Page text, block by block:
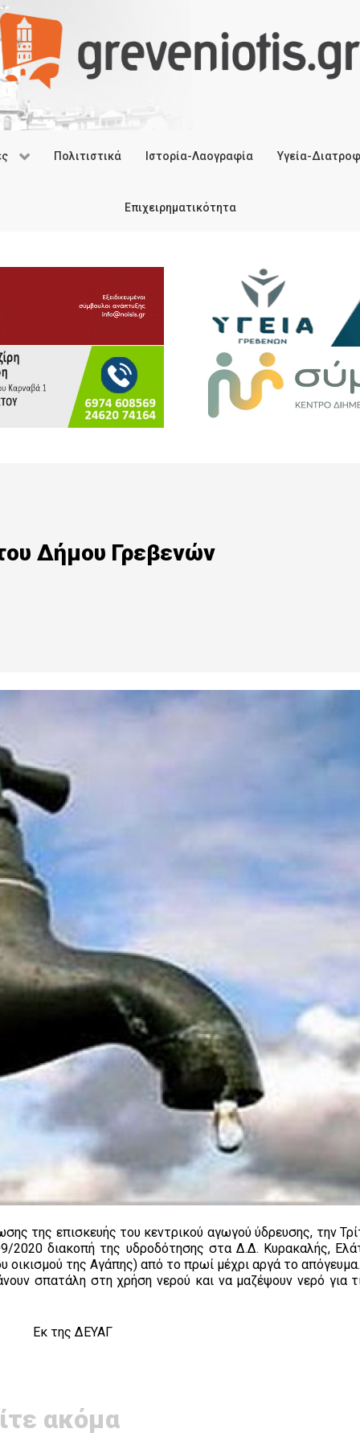
Πολιτιστικά Ιστορία-Λαογραφία Υγεία-
Επιχειρηματικότητα
Δήμου Γρεβενών
της επισκευής του κεντρικού αγωγού ύδρευσης, την
2020 διακοπή της υδροδότησης στα Δ.Δ. Κυρακαλής,
οικισμού της Αγάπης) από το πρωί μέχρι αργά το απόγευμα.
σπατάλη στη χρήση νερού και να μαζέψουν νερό για
Εκ της ΔΕΥΑΓ
ακόμα